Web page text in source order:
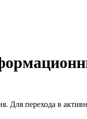
Для перехода в